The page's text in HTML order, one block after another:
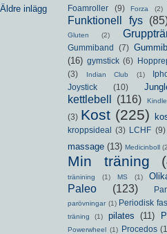
Äldre inlägg
Foamroller
(9) Forza (2)
Funktionell fys
Gluten (2)
Gummiband (7)
(16) gymstick (6)
(3)
Indian Club (1)
Joystick
(10)
kettlebell (116) Kindle
(3) Kost (225)
kroppsideal (3) LCHF (9)
massage (13) Medicinboll
Min träning
tränining
(1) MS (1)
Paleo (123)
parövningar (1) Periodisk
träning
(1) pilates (11)
Powerwheel (1) Procedos